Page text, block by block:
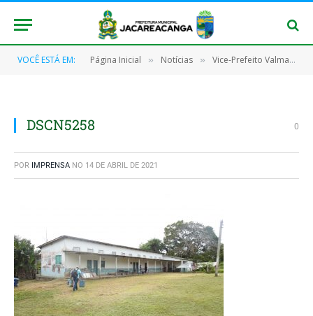
VOCÊ ESTÁ EM: Página Inicial » Notícias » Vice-Prefeito Valmar Kaba visitar barra de São Manoel
DSCN5258 0
POR IMPRENSA NO 14 DE ABRIL DE 2021